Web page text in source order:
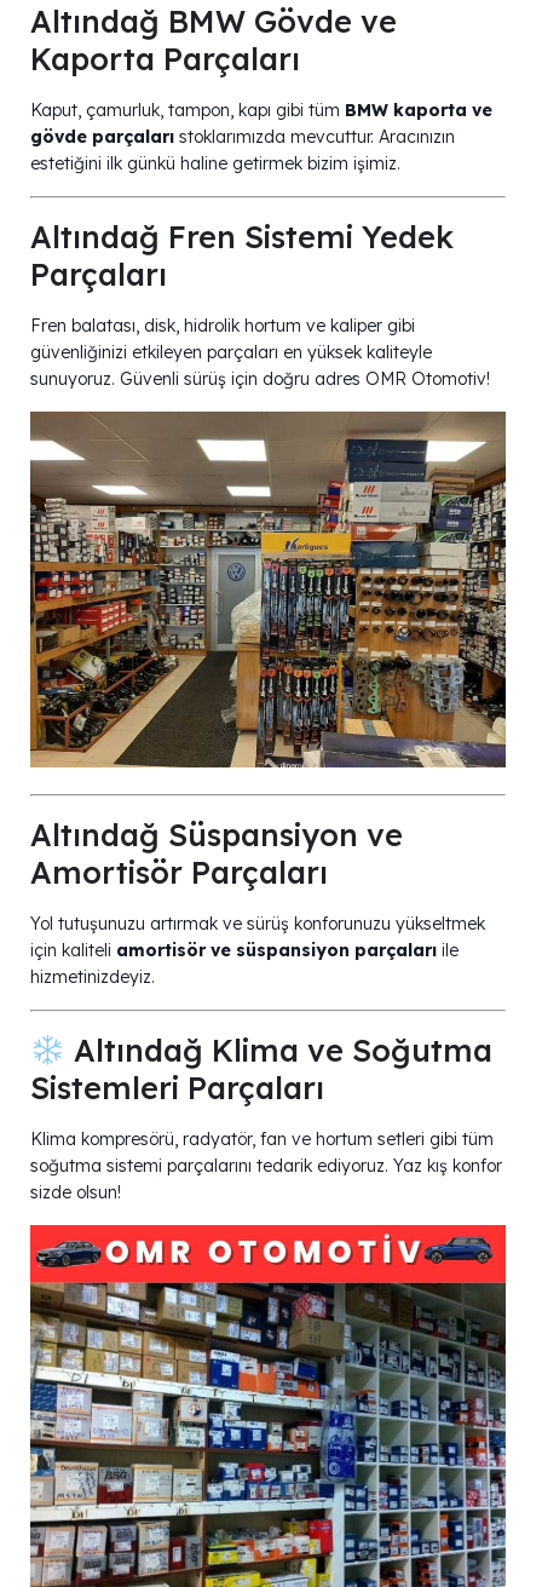
Altındağ BMW Gövde ve
Kaporta Parçaları
Kaput, çamurluk, tampon, kapı gibi tüm BMW kaporta ve
gövde parçaları stoklarımızda mevcuttur. Aracınızın
estetiğini ilk günkü haline getirmek bizim işimiz.
Altındağ Fren Sistemi Yedek
Parçaları
Fren balatası, disk, hidrolik hortum ve kaliper gibi
güvenliğinizi etkileyen parçaları en yüksek kaliteyle
sunuyoruz. Güvenli sürüş için doğru adres OMR Otomotiv!
Altındağ Süspansiyon ve
Amortisör Parçaları
Yol tutuşunuzu artırmak ve sürüş konforunuzu yükseltmek
için kaliteli amortisör ve süspansiyon parçaları ile
hizmetinizdeyiz.
Altındağ Klima ve Soğutma
Sistemleri Parçaları
Klima kompresörü, radyatör, fan ve hortum setleri gibi tüm
soğutma sistemi parçalarını tedarik ediyoruz. Yaz kış konfor
sizde olsun! ️